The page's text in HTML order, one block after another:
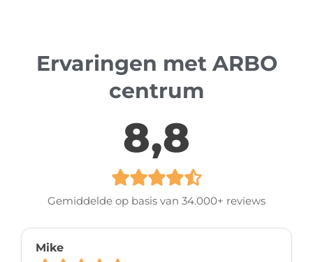
Ervaringen met ARBO
centrum
8,8
Gemiddelde op basis van 34.000+ reviews
Mike